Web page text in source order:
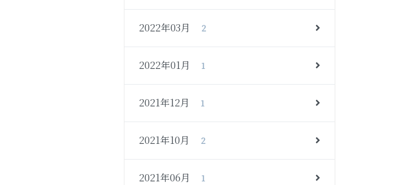
2022年03月 2
2022年01月 1
2021年12月 1
2021年10月 2
2021年06月 1